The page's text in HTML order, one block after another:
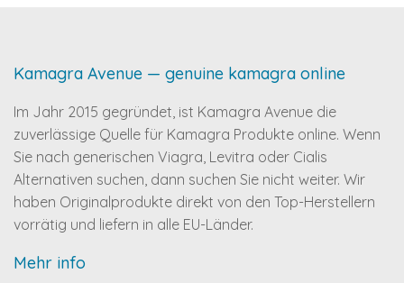
Kamagra Avenue — genuine kamagra online
Im Jahr 2015 gegründet, ist Kamagra Avenue die
zuverlässige Quelle für Kamagra Produkte online. Wenn
Sie nach generischen Viagra, Levitra oder Cialis
Alternativen suchen, dann suchen Sie nicht weiter. Wir
haben Originalprodukte direkt von den Top-Herstellern
vorrätig und liefern in alle EU-Länder.
Mehr info